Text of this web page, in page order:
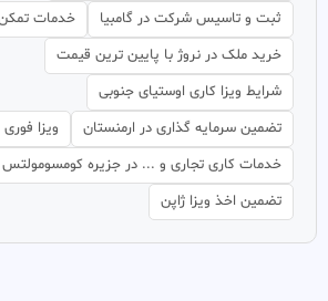
ثبت و تاسیس شرکت در گامبیا
خدمات
خرید ملک در نروژ با پایین ترین قیمت
شرایط ویزا کاری اوستیای جنوبی
تضمین سرمایه گذاری در ارمنستان
ویزا
خدمات کاری تجاری و ... در جزیره کومسومولتس
تضمین اخذ ویزا ژاپن